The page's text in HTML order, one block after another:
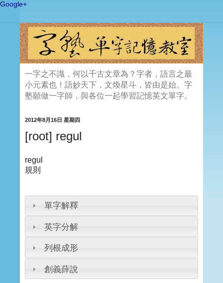
Google+
一字之不識，何以千古文章為？字者，語言之最
小元素也！語妙天下，文煥星斗，皆由是始。字
塾願做一字師，與各位一起學習記憶英文單字。
2012年8月16日 星期四
[root] regul
regul
規則
單字解釋
英字分解
列根成形
創義薛說